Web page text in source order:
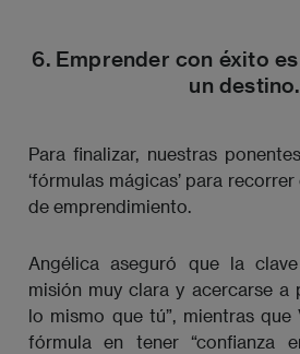
6. Emprender con éxito
un destino.
Para finalizar, nuestras
‘fórmulas mágicas’ para
de emprendimiento.
Angélica aseguró que la
misión muy clara y acercarse a
lo mismo que tú”, mientras
fórmula en tener “confianza